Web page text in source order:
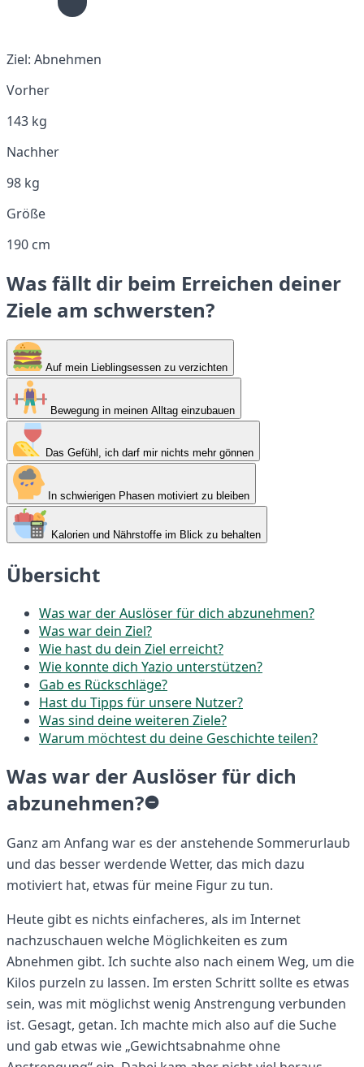
Ziel: Abnehmen
Vorher
143 kg
Nachher
98 kg
Größe
190 cm
Was fällt dir beim Erreichen deiner
Ziele am schwersten?
Auf mein Lieblingsessen zu verzichten
Bewegung in meinen Alltag einzubauen
Das Gefühl, ich darf mir nichts mehr gönnen
In schwierigen Phasen motiviert zu bleiben
Kalorien und Nährstoffe im Blick zu behalten
Übersicht
Was war der Auslöser für dich abzunehmen?
Was war dein Ziel?
Wie hast du dein Ziel erreicht?
Wie konnte dich Yazio unterstützen?
Gab es Rückschläge?
Hast du Tipps für unsere Nutzer?
Was sind deine weiteren Ziele?
Warum möchtest du deine Geschichte teilen?
Was war der Auslöser für dich
abzunehmen?
Ganz am Anfang war es der anstehende Sommerurlaub
und das besser werdende Wetter, das mich dazu
motiviert hat, etwas für meine Figur zu tun.
Heute gibt es nichts einfacheres, als im Internet
nachzuschauen welche Möglichkeiten es zum
Abnehmen gibt. Ich suchte also nach einem Weg, um die
Kilos purzeln zu lassen. Im ersten Schritt sollte es etwas
sein, was mit möglichst wenig Anstrengung verbunden
ist. Gesagt, getan. Ich machte mich also auf die Suche
und gab etwas wie „Gewichtsabnahme ohne